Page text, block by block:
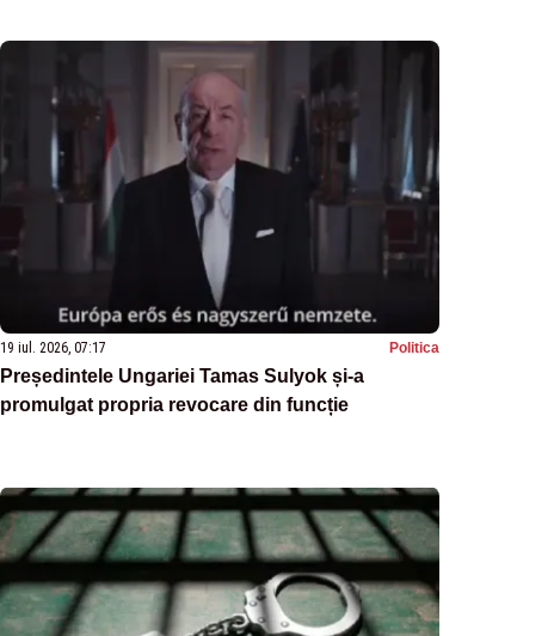
19 iul. 2026, 07:17 Politica
Președintele Ungariei Tamas Sulyok și-a
promulgat propria revocare din funcție